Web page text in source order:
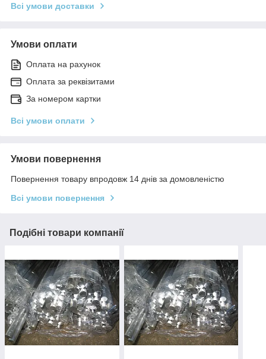
Всі умови доставки
Умови оплати
Оплата на рахунок
Оплата за реквізитами
За номером картки
Всі умови оплати
Умови повернення
Повернення товару впродовж 14 днів за домовленістю
Всі умови повернення
Подібні товари компанії